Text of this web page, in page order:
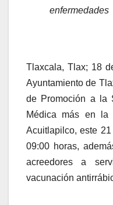
enfermedades
Tlaxcala, Tlax; 18
Ayuntamiento de
de Promoción a la
Médica más en la
Acuitlapilco, este
09:00 horas,
acreedores a
vacunación